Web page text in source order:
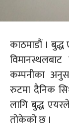
काठमाडौं ।
कम्पनीका
रुटमा दैनिक
लागि बुद्ध
तोकेको छ ।